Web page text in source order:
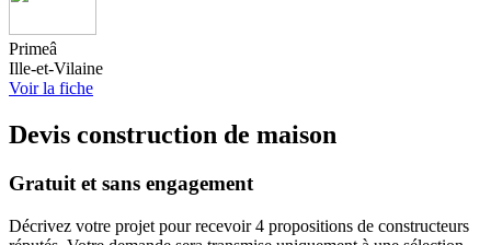
Primeâ
Ille-et-Vilaine
Voir la fiche
Devis construction de maison
Gratuit et sans engagement
Décrivez votre projet pour recevoir 4 propositions de constructeurs